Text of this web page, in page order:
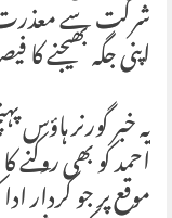
شرکت سے معذرت
اپنی جگہ بھیجنے کا
یہ خبر گورنر
احمد کو بھی
موقع پر جو